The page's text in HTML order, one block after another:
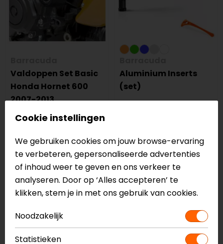
Valdoppen Set Basic
Honda Hornet 600
2007-2013
54,90
Aluminium Inserts
(set)
-9%
Cookie instellingen
We gebruiken cookies om jouw browse-ervaring
te verbeteren, gepersonaliseerde advertenties
of inhoud weer te geven en ons verkeer te
analyseren. Door op ‘Alles accepteren’ te
klikken, stem je in met ons gebruik van cookies.
Noodzakelijk
Statistieken